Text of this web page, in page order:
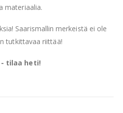
materiaalia.
Saarismallin merkeistä ei ole
tutkittavaa riittää!
tilaa heti!